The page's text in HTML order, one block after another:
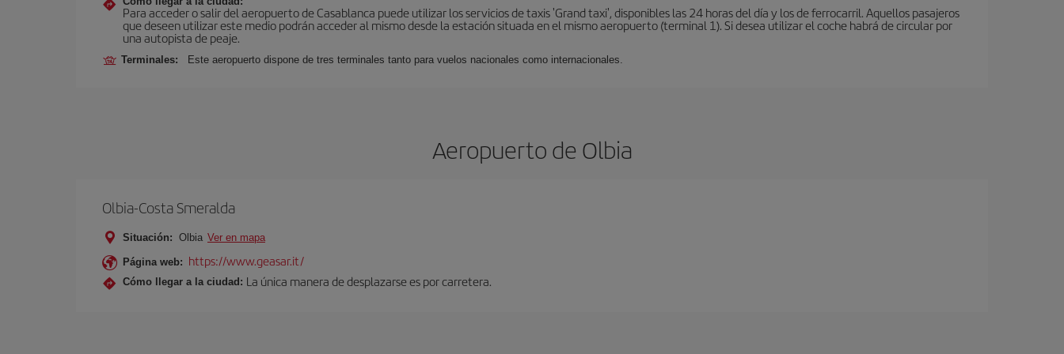
Para acceder o salir del aeropuerto de Casablanca puede utilizar los servicios de taxis 'Grand taxi', disponibles las 24 horas del día y los de ferrocarril. Aquellos pasajeros
que deseen utilizar este medio podrán acceder al mismo desde la estación situada en el mismo aeropuerto (terminal 1). Si desea utilizar el coche habrá de circular por
una autopista de peaje.
Terminales: Este aeropuerto dispone de tres terminales tanto para vuelos nacionales como internacionales.
Aeropuerto de Olbia
Olbia-Costa Smeralda
Situación: Olbia Ver en mapa
Página web: https://www.geasar.it/
Cómo llegar a la ciudad: La única manera de desplazarse es por carretera.